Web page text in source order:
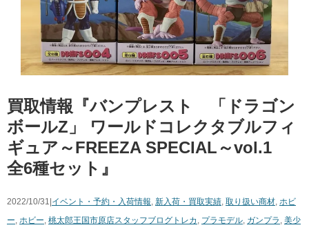
買取情報『バンプレスト 「ドラゴン
ボールZ」 ​ワールドコレクタブルフィ
ギュア～FREEZA ​SPECIAL～vol.1
全6種セット』
2022/10/31|イベント・予約・入荷情報 新入荷・買取実績 取り扱い商材 ホビ
ー ホビー 桃太郎王国市原店スタッフブログ トレカ プラモデル ガンプラ 美少